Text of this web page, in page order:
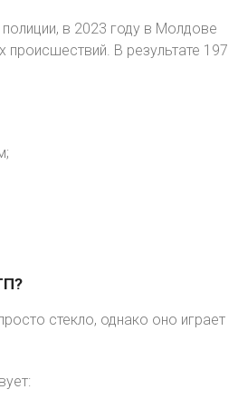
в 2023 году в Молдове
В результате 197
стекло, однако оно играет